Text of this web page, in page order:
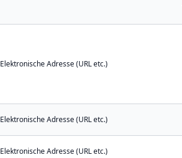
Elektronische Adresse (URL etc.)
Elektronische Adresse (URL etc.)
Elektronische Adresse (URL etc.)